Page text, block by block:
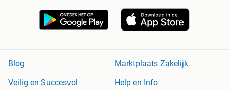
Blog
Marktplaats Zakelijk
Veilig en Succesvol
Help en Info